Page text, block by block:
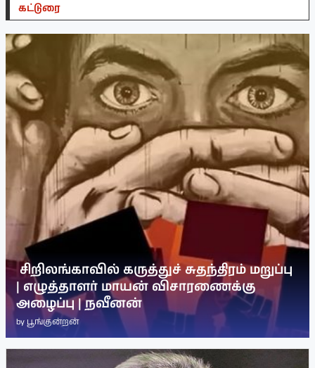
கட்டுரை
சிறிலங்காவில் கருத்துச் சுதந்திரம் மறுப்பு
| எழுத்தாளர் மாயன் விசாரணைக்கு
அழைப்பு | நவீனன்
by பூங்குன்றன்